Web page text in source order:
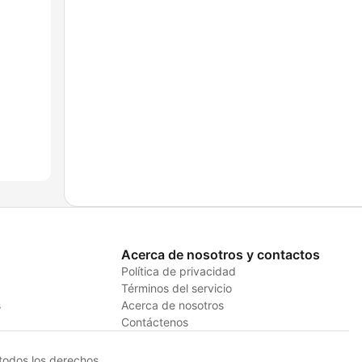
Acerca de nosotros y contactos
Política de privacidad
Términos del servicio
Acerca de nosotros
Contáctenos